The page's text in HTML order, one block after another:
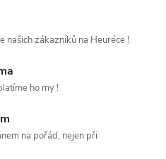
našich zákazníků na Heuréce !
ho my !
na pořád, nejen při